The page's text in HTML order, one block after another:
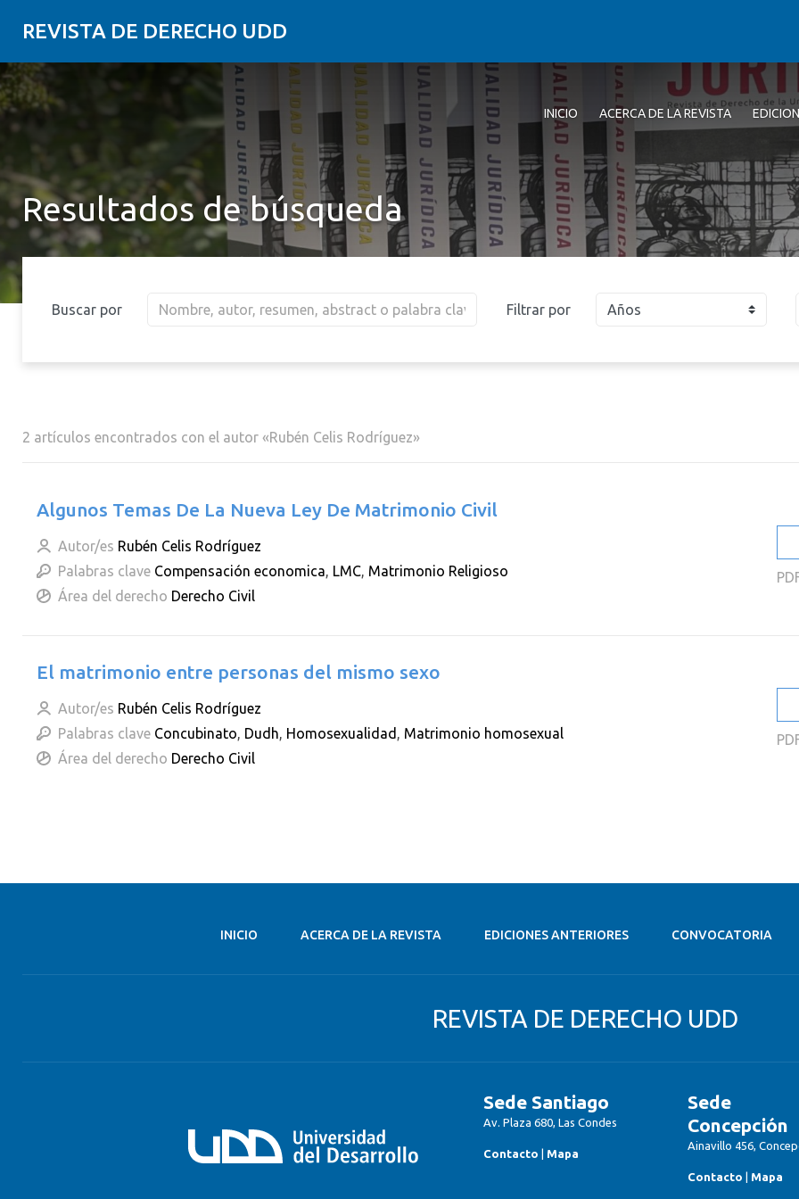
REVISTA DE DERECHO UDD
INICIO ACERCA DE LA REVISTA
Resultados de búsqueda
Buscar por Filtrar por Años
2 artículos encontrados con el autor «Rubén Celis Rodríguez»
Algunos Temas De La Nueva Ley De Matrimonio Civil
Autor/es Rubén Celis Rodríguez
Palabras clave Compensación economica, LMC, Matrimonio Religioso
Área del derecho Derecho Civil
El matrimonio entre personas del mismo sexo
Autor/es Rubén Celis Rodríguez
Palabras clave Concubinato, Dudh, Homosexualidad , Matrimonio homosexual
Área del derecho Derecho Civil
INICIO ACERCA DE LA REVISTA EDICIONES ANTERIORES CONVOCATORIA
REVISTA DE DERECHO UDD
Sede Santiago
Av. Plaza 680, Las Condes
Contacto Mapa
Sede
Concepción
Ainavillo 456,
Contacto Mapa